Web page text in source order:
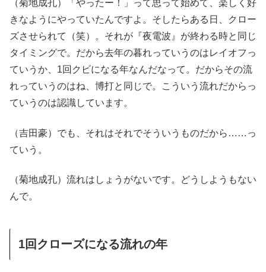
（菊地成孔）「やったー！」って思って始めて、楽しく好
きなようにやっていたんですよ。そしたらある日、クロー
ズさせられて（笑）。それが『夜電波』が終わる時と同じ
タイミングで。だから去年の暮れっていうのはレイオフっ
ていうか、1回クビになる年なんだなって。だからその流
れっていうのはね、博打と同じで。こういう流れだからっ
ていうのは認識しています。
（吉田豪）でも、それはそれでそういうものだから……っ
ていう。
（菊地成孔）流れはしょうがないです。どうしようもない
んで。
1回クローズになる流れの年